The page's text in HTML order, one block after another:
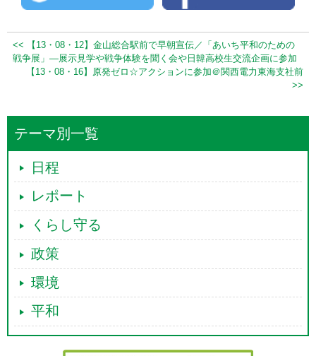
<< 【13・08・12】金山総合駅前で早朝宣伝／「あいち平和のための
戦争展」―展示見学や戦争体験を聞く会や日韓高校生交流企画に参加
【13・08・16】原発ゼロ☆アクションに参加＠関西電力東海支社前
>>
テーマ別一覧
日程
レポート
くらし守る
政策
環境
平和